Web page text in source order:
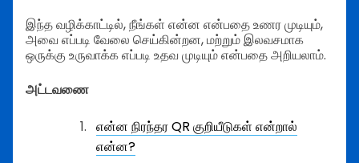
இந்த வழிக்காட்டில், நீங்கள் என்ன என்பதை உணர முடியும்,
அவை எப்படி வேலை செய்கின்றன, மற்றும் இலவசமாக
ஒருக்கு உருவாக்க எப்படி உதவ முடியும் என்பதை அறியலாம்.
அட்டவணை
என்ன நிரந்தர QR குறியீடுகள் என்றால்
என்ன?